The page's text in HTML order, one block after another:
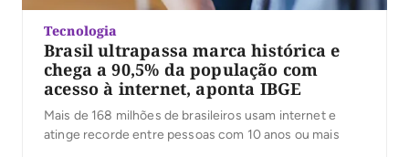
Tecnologia
Brasil ultrapassa marca histórica e
chega a 90,5% da população com
acesso à internet, aponta IBGE
Mais de 168 milhões de brasileiros usam internet e
atinge recorde entre pessoas com 10 anos ou mais